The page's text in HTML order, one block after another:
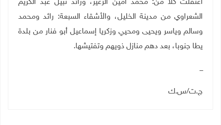
اعتقلت كلا من: محمد أمين الزغير، ورائد نبيل عبد الكريم
الشعراوي من مدينة الخليل، والأشقاء السبعة: رائد ومحمد
وسالم وياسر ويحيى ومحيي وزكريا إسماعيل أبو فنار من بلدة
يطا جنوبا، بعد دهم منازل ذويهم وتفتيشها.
ـــ
ج.ت/س.ك